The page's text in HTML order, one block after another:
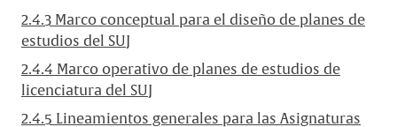
2.4.3 Marco conceptual para el diseño de planes de
estudios del SUJ
2.4.4 Marco operativo de planes de estudios de
licenciatura del SUJ
2.4.5 Lineamientos generales para las Asignaturas